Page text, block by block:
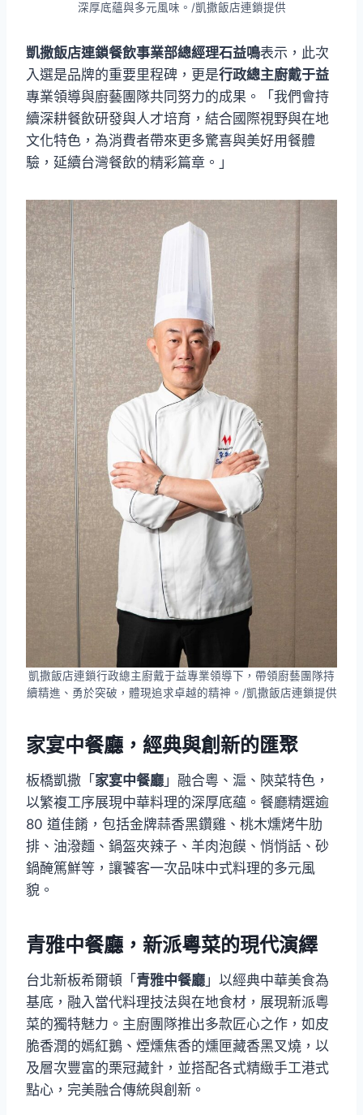
深厚底蘊與多元風味。/凱撒飯店連鎖提供
凱撒飯店連鎖餐飲事業部總經理石益鳴表示，此次
入選是品牌的重要里程碑，更是行政總主廚戴于益
專業領導與廚藝團隊共同努力的成果。「我們會持
續深耕餐飲研發與人才培育，結合國際視野與在地
文化特色，為消費者帶來更多驚喜與美好用餐體
驗，延續台灣餐飲的精彩篇章。」
凱撒飯店連鎖行政總主廚戴于益專業領導下，帶領廚藝團隊持
續精進、勇於突破，體現追求卓越的精神。/凱撒飯店連鎖提供
家宴中餐廳，經典與創新的匯聚
板橋凱撒「 家宴中餐廳 」融合粵、滬、陝菜特色，
以繁複工序展現中華料理的深厚底蘊。餐廳精選逾
80 道佳餚，包括金牌蒜香黑鑽雞、桃木燻烤牛肋
排、油潑麵、鍋盔夾辣子、羊肉泡饃、悄悄話、砂
鍋醃篤鮮等，讓饕客一次品味中式料理的多元風
貌。
青雅中餐廳，新派粵菜的現代演繹
台北新板希爾頓「 青雅中餐廳 」以經典中華美食為
基底，融入當代料理技法與在地食材，展現新派粵
菜的獨特魅力。主廚團隊推出多款匠心之作，如皮
脆香潤的嫣紅鵝、煙燻焦香的燻匣藏香黑叉燒，以
及層次豐富的栗冠藏針，並搭配各式精緻手工港式
點心，完美融合傳統與創新。